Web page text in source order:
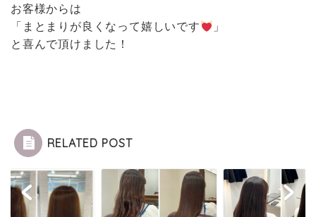
お客様からは
「まとまりが良くなって嬉しいです
」
と喜んで頂けました！
RELATED POST